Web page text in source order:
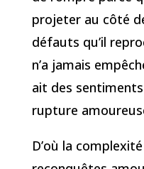
projeter au côté
défauts qu’il
n’a jamais
ait des
rupture
D’où la